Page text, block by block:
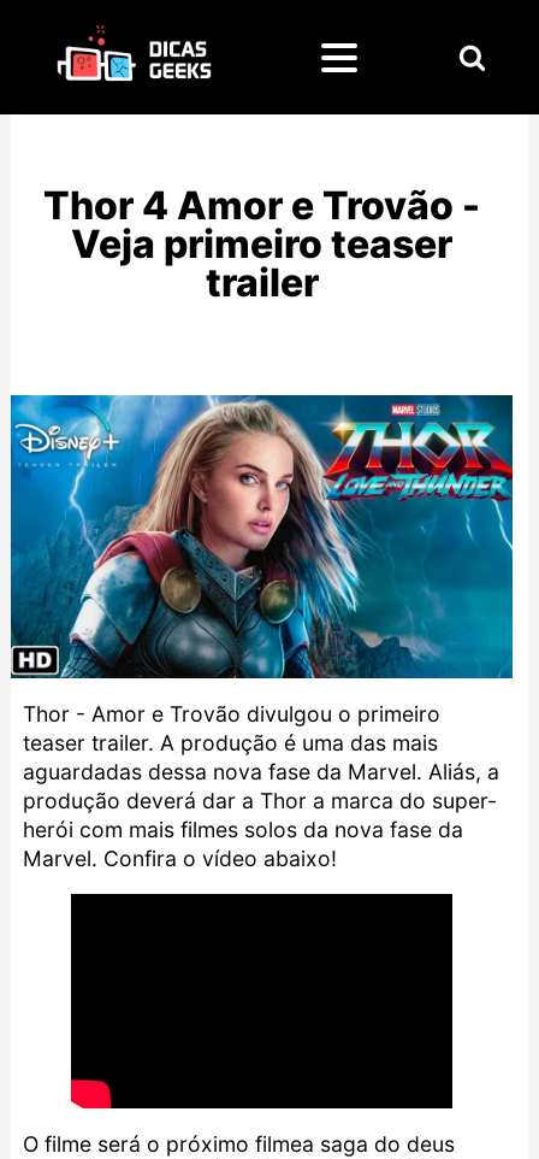
Thor 4 Amor e Trovão -
Veja primeiro teaser
trailer
Thor - Amor e Trovão divulgou o primeiro
teaser trailer. A produção é uma das mais
aguardadas dessa nova fase da Marvel. Aliás, a
produção deverá dar a Thor a marca do super-
herói com mais filmes solos da nova fase da
Marvel. Confira o vídeo abaixo!
O filme será o próximo filmea saga do deus